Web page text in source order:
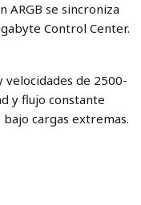
ARGB se sincroniza
Control Center.
velocidades de 2500-
y flujo constante
cargas extremas.